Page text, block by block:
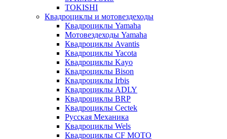
TOKISHI
Квадроциклы и мотовездеходы
Квадроциклы Yamaha
Мотовездеходы Yamaha
Квадроциклы Avantis
Квадроциклы Yacota
Квадроциклы Kayo
Квадроциклы Bison
Квадроциклы Irbis
Квадроциклы ADLY
Квадроциклы BRP
Квадроциклы Cectek
Русская Механика
Квадроциклы Wels
Квадроциклы CF MOTO